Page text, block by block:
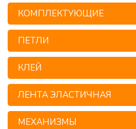
КОМПЛЕКТУЮЩИЕ
ПЕТЛИ
КЛЕЙ
ЛЕНТА ЭЛАСТИЧНАЯ
МЕХАНИЗМЫ